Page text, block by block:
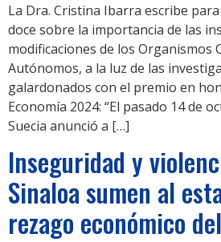
La Dra. Cristina Ibarra escribe
doce sobre la importancia de las
modificaciones de los Organismos
Autónomos, a la luz de las
galardonados con el premio en
Economía 2024: “El pasado 14 de
Suecia anunció a […]
Inseguridad y
Sinaloa sumen al
rezago económico